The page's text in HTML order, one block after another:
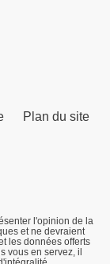
Plan du site
l'opinion de la
et ne devraient
les données offerts
vous en servez, il